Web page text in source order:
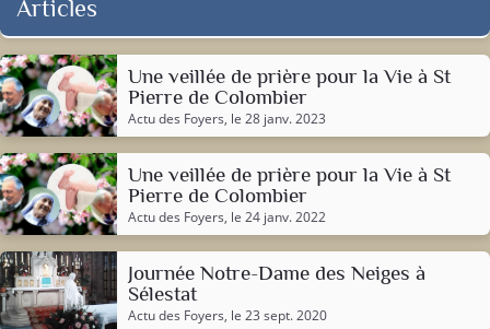
Articles
Une veillée de prière pour la Vie à St
Pierre de Colombier
Actu des Foyers, le 28 janv. 2023
Une veillée de prière pour la Vie à St
Pierre de Colombier
Actu des Foyers, le 24 janv. 2022
Journée Notre-Dame des Neiges à
Sélestat
Actu des Foyers, le 23 sept. 2020